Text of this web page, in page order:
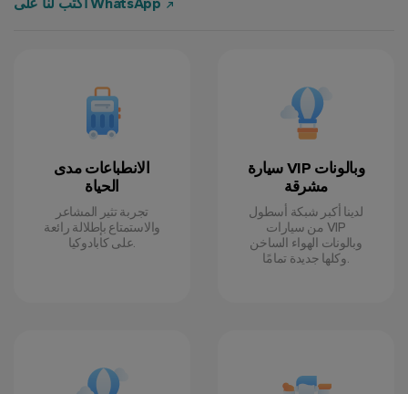
الانطباعات مدى
الحياة
تجربة تثير المشاعر
والاستمتاع بإطلالة رائعة
على كابادوكيا.
سيارة VIP وبالونات
مشرقة
لدينا أكبر شبكة أسطول
من سيارات VIP
وبالونات الهواء الساخن
وكلها جديدة تمامًا.